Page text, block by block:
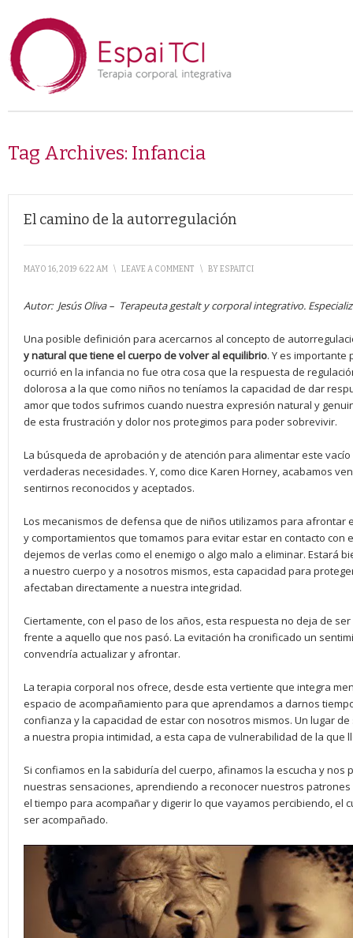
Tag Archives: Infancia
El camino de la autorregulación
MAYO 16, 2019 6:22 AM \ LEAVE A COMMENT \ BYESPAITCI
Autor: Jesús Oliva – Terapeuta gestalt y corporal integrativo.
Una posible definición para acercarnos al concepto de
y natural que tiene el cuerpo de volver al equilibrio. Y es
ocurrió en la infancia no fue otra cosa que la respuesta de
dolorosa a la que como niños no teníamos la capacidad de dar
amor que todos sufrimos cuando nuestra expresión natural y
de esta frustración y dolor nos protegimos para poder sobrevivir.
La búsqueda de aprobación y de atención para alimentar este
verdaderas necesidades. Y, como dice Karen Horney, acabamos
sentirnos reconocidos y aceptados.
Los mecanismos de defensa que de niños utilizamos para afrontar
y comportamientos que tomamos para evitar estar en contacto con
dejemos de verlas como el enemigo o algo malo a eliminar. Estará
a nuestro cuerpo y a nosotros mismos, esta capacidad para
afectaban directamente a nuestra integridad.
Ciertamente, con el paso de los años, esta respuesta no deja de
frente a aquello que nos pasó. La evitación ha cronificado un
convendría actualizar y afrontar.
La terapia corporal nos ofrece, desde esta vertiente que integra
espacio de acompañamiento para que aprendamos a darnos
confianza y la capacidad de estar con nosotros mismos. Un lugar
a nuestra propia intimidad, a esta capa de vulnerabilidad de la que
Si confiamos en la sabiduría del cuerpo, afinamos la escucha y nos
nuestras sensaciones, aprendiendo a reconocer nuestros
el tiempo para acompañar y digerir lo que vayamos percibiendo, el
ser acompañado.